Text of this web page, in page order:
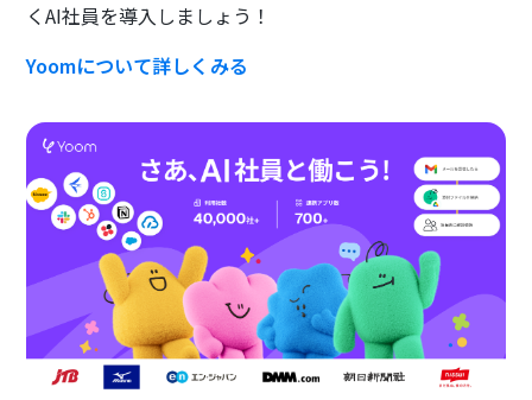
くAI社員を導入しましょう！
Yoomについて詳しくみる